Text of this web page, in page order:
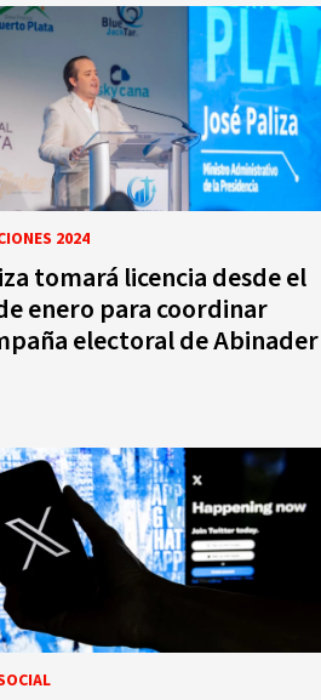
2024
tomará licencia desde el
enero para coordinar
electoral de Abinader